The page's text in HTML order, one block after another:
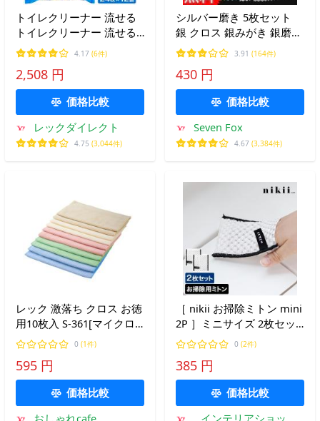
トイレクリーナー 流せる
トイレクリーナー 流せる
トイレクリーナー トイレ
クリーナーシート トイレ
掃除シート クリンぱ レギ
ュラータイプ 24枚×12P レ
4.17 (6件)
2,508 円
価格比較
レックダイレクト
4.75 (3,044件)
シルバー磨き 5枚セット
銀 クロス 銀みがき 銀磨き
布 金属磨き クリーニング
クロス クリーナー 指輪 腕
時計 楽器 銀製品 銀食器
ネックレス
3.91 (164件)
430 円
価格比較
Seven Fox
4.67 (3,384件)
レック 激落ち クロス お徳
用10枚入 S-361[マイクロ
ファイバー/超極細繊維/カ
ラ拭き/水拭き/万能クロス/
お掃除/激落ちくん/LEC]
[SBT]
0 (1件)
595 円
価格比較
おしゃれcafe
［ nikii お掃除ミトン mini
2P ］ミニサイズ 2枚セッ
ト クロス 水垢 クリーナー
ホコリ取り 隙間 掃除グロ
ーブ ポリエステル ＆NE
アンドエヌイー ニキ
NMM-311
0 (2件)
385 円
価格比較
インテリアショップ